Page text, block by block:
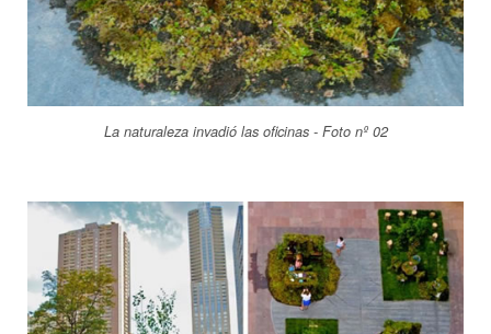
La naturaleza invadió las oficinas - Foto nº 02